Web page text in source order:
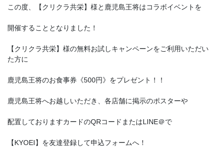
この度、【クリクラ共栄】様と鹿児島王将はコラボイベントを
開催することとなりました！
【クリクラ共栄】様の無料お試しキャンペーンをご利用いただい
た方に
鹿児島王将のお食事券《500円》をプレゼント！！
鹿児島王将へお越しいただき、各店舗に掲示のポスターや
配置しておりますカードのQRコードまたはLINE＠で
【KYOEI】を友達登録して申込フォームへ！